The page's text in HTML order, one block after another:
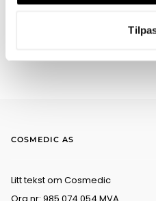
COSMEDIC AS
Litt tekst om Cosmedic